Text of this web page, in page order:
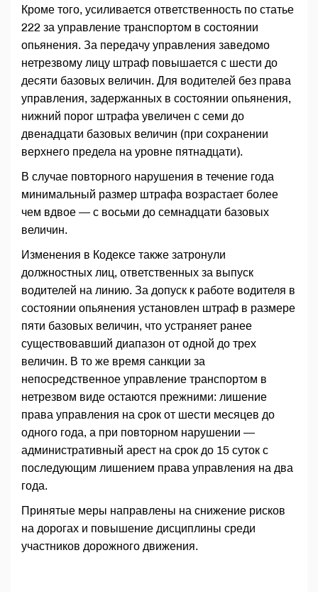
Кроме того, усиливается ответственность по статье
222 за управление транспортом в состоянии
опьянения. За передачу управления заведомо
нетрезвому лицу штраф повышается с шести до
десяти базовых величин. Для водителей без права
управления, задержанных в состоянии опьянения,
нижний порог штрафа увеличен с семи до
двенадцати базовых величин (при сохранении
верхнего предела на уровне пятнадцати).
В случае повторного нарушения в течение года
минимальный размер штрафа возрастает более
чем вдвое — с восьми до семнадцати базовых
величин.
Изменения в Кодексе также затронули
должностных лиц, ответственных за выпуск
водителей на линию. За допуск к работе водителя в
состоянии опьянения установлен штраф в размере
пяти базовых величин, что устраняет ранее
существовавший диапазон от одной до трех
величин. В то же время санкции за
непосредственное управление транспортом в
нетрезвом виде остаются прежними: лишение
права управления на срок от шести месяцев до
одного года, а при повторном нарушении —
административный арест на срок до 15 суток с
последующим лишением права управления на два
года.
Принятые меры направлены на снижение рисков
на дорогах и повышение дисциплины среди
участников дорожного движения.